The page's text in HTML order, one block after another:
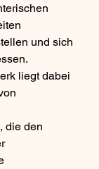
und sich
liegt dabei
die den